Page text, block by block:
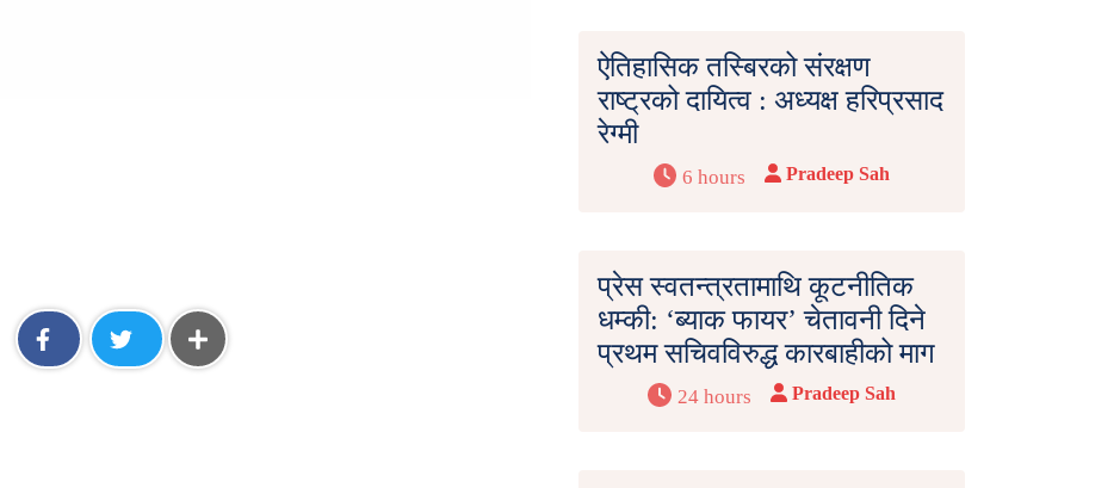
ऐतिहासिक तस्बिरको संरक्षण
राष्ट्रको दायित्व : अध्यक्ष हरिप्रसाद
रेग्मी
6 hours Pradeep Sah
प्रेस स्वतन्त्रतामाथि कूटनीतिक
धम्की: ‘ब्याक फायर’ चेतावनी दिने
प्रथम सचिवविरुद्ध कारबाहीको माग
24 hours Pradeep Sah